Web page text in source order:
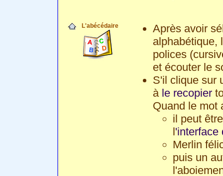
L'abécédaire
Après avoir
alphabétique,
polices
et écouter le
S'il clique sur
à le recopier
Quand le mot
il peut
l'interface
Merlin
puis un